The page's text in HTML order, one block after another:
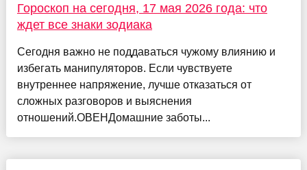
Гороскоп на сегодня, 17 мая 2026 года: что
ждет все знаки зодиака
Сегодня важно не поддаваться чужому влиянию и
избегать манипуляторов. Если чувствуете
внутреннее напряжение, лучше отказаться от
сложных разговоров и выяснения
отношений.ОВЕНДомашние заботы...